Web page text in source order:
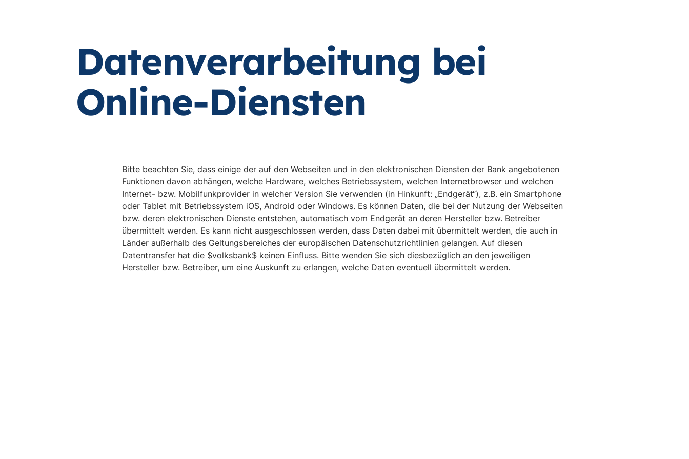
Datenverarbeitung bei
Online-Diensten
Bitte beachten Sie, dass einige der auf den Webseiten und in den elektronischen Diensten der Bank angebotenen
Funktionen davon abhängen, welche Hardware, welches Betriebssystem, welchen Internetbrowser und welchen
Internet- bzw. Mobilfunkprovider in welcher Version Sie verwenden (in Hinkunft: „Endgerät“), z.B. ein Smartphone
oder Tablet mit Betriebssystem iOS, Android oder Windows. Es können Daten, die bei der Nutzung der Webseiten
bzw. deren elektronischen Dienste entstehen, automatisch vom Endgerät an deren Hersteller bzw. Betreiber
übermittelt werden. Es kann nicht ausgeschlossen werden, dass Daten dabei mit übermittelt werden, die auch in
Länder außerhalb des Geltungsbereiches der europäischen Datenschutzrichtlinien gelangen. Auf diesen
Datentransfer hat die $volksbank$ keinen Einfluss. Bitte wenden Sie sich diesbezüglich an den jeweiligen
Hersteller bzw. Betreiber, um eine Auskunft zu erlangen, welche Daten eventuell übermittelt werden.